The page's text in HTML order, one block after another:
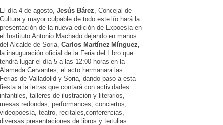
El día 4 de agosto, Jesús Bárez , Concejal de
Cultura y mayor culpable de todo este lío hará la
presentación de la nueva edición de Expoesía en
el Instituto Antonio Machado dejando en manos
del Alcalde de Soria, Carlos Martínez Mínguez,
la inauguración oficial de la Feria del Libro que
tendrá lugar el día 5 a las 12:00 horas en la
Alameda Cervantes, el acto hermanará las
Ferias de Valladolid y Soria, dando paso a esta
fiesta a la letras que contará con actividades
infantiles, talleres de ilustración y literarios,
mesas redondas, performances, conciertos,
videopoesía, teatro, recitales,conferencias,
diversas presentaciones de libros y tertulias.